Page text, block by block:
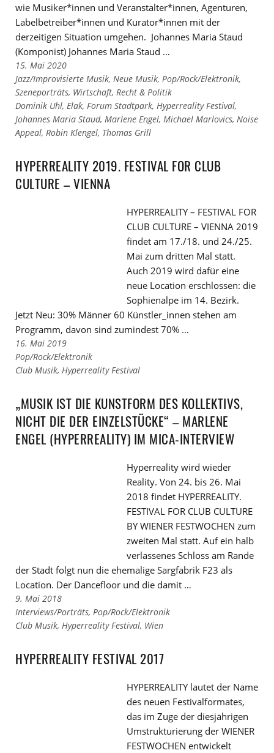
wie Musiker*innen und Veranstalter*innen, Agenturen,
Labelbetreiber*innen und Kurator*innen mit der
derzeitigen Situation umgehen. Johannes Maria Staud
(Komponist) Johannes Maria Staud …
15. Mai 2020
Links
zu
den
Kategorien
Jazz/Improvisierte Musik, Neue Musik, Pop/Rock/Elektronik,
Szeneporträts, Wirtschaft, Recht & Politik
Links
zu
den
Dominik Uhl, Elak, Forum Stadtpark, Hyperreality Festival,
Johannes Maria Staud, Marlene Engel, Michael Marlovics, Noise
Appeal, Robin Klengel, Thomas Grill
HYPERREALITY 2019. FESTIVAL FOR CLUB
CULTURE – VIENNA
HYPERREALITY – FESTIVAL FOR
CLUB CULTURE – VIENNA 2019
findet am 17./18. und 24./25.
Mai zum dritten Mal statt.
Auch 2019 wird dafür eine
neue Location erschlossen: die
Sophienalpe im 14. Bezirk.
Jetzt Neu: 30% Männer 60 Künstler_innen stehen am
Programm, davon sind zumindest 70% …
16. Mai 2019
Links
zu
Kategorien
Pop/Rock/Elektronik
Links
den
Tags
Club Musik, Hyperreality Festival
„MUSIK IST DIE KUNSTFORM DES KOLLEKTIVS,
NICHT DIE DER EINZELSTÜCKE“ – MARLENE
ENGEL (HYPERREALITY) IM MICA-INTERVIEW
Hyperreality wird wieder
Reality. Von 24. bis 26. Mai
2018 findet HYPERREALITY.
FESTIVAL FOR CLUB CULTURE
BY WIENER FESTWOCHEN zum
zweiten Mal statt. Auf ein halb
verlassenes Schloss am Rande
der Stadt folgt nun die ehemalige Sargfabrik F23 als
Location. Der Dancefloor und die damit …
9. Mai 2018
Links
zu
Kategorien
Interviews/Porträts, Pop/Rock/Elektronik
Links
den
Tags
Club Musik, Hyperreality Festival, Wien
HYPERREALITY FESTIVAL 2017
HYPERREALITY lautet der Name
des neuen Festivalformates,
das im Zuge der diesjährigen
Umstrukturierung der WIENER
FESTWOCHEN entwickelt